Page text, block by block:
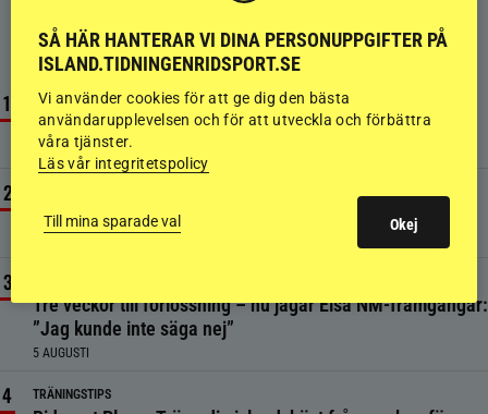
MEST LÄST JUST NU
NYHETER
NM: Storbildsskärm välte – tävlingarna avbröts tillfälligt
7 AUGUSTI
Mannen som förändrade hästvärlden för alltid är död
Tre veckor till förlossning – nu jagar Elsa NM-framgångar:
”Jag kunde inte säga nej”
5 AUGUSTI
TRÄNINGSTIPS
SÅ HÄR HANTERAR VI DINA PERSONUPPGIFTER PÅ
ISLAND.TIDNINGENRIDSPORT.SE
Vi använder cookies för att ge dig den bästa
användarupplevelsen och för att utveckla och förbättra
våra tjänster.
Läs vår integritetspolicy
Till mina sparade val Okej